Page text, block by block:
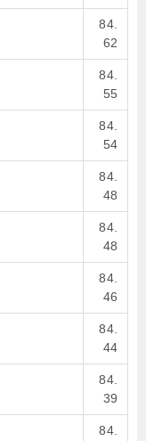
84.
62
84.
55
84.
54
84.
48
84.
48
84.
46
84.
44
84.
39
84.